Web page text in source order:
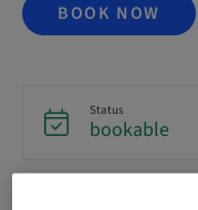
BOOK NOW
Status
bookable